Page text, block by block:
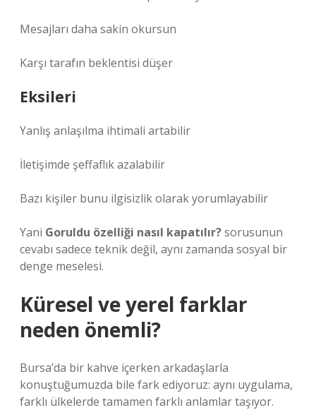
Mesajları daha sakin okursun
Karşı tarafın beklentisi düşer
Eksileri
Yanlış anlaşılma ihtimali artabilir
İletişimde şeffaflık azalabilir
Bazı kişiler bunu ilgisizlik olarak yorumlayabilir
Yani Goruldu özelliği nasıl kapatılır?sorusunun
cevabı sadece teknik değil, aynı zamanda sosyal bir
denge meselesi.
Küresel ve yerel farklar
neden önemli?
Bursa’da bir kahve içerken arkadaşlarla
konuştuğumuzda bile fark ediyoruz: aynı uygulama,
farklı ülkelerde tamamen farklı anlamlar taşıyor.